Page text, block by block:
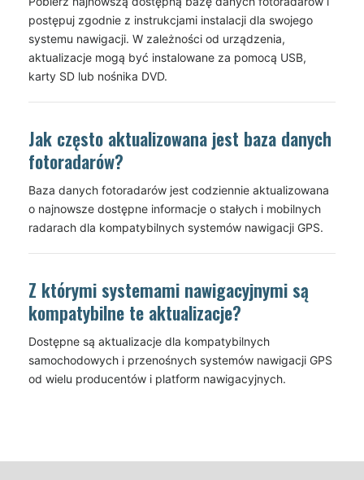
postępuj zgodnie z instrukcjami instalacji dla swojego
systemu nawigacji. W zależności od urządzenia,
aktualizacje mogą być instalowane za pomocą USB,
karty SD lub nośnika DVD.
Jak często aktualizowana jest baza danych
fotoradarów?
Baza danych fotoradarów jest codziennie aktualizowana
o najnowsze dostępne informacje o stałych i mobilnych
radarach dla kompatybilnych systemów nawigacji GPS.
Z którymi systemami nawigacyjnymi są
kompatybilne te aktualizacje?
Dostępne są aktualizacje dla kompatybilnych
samochodowych i przenośnych systemów nawigacji GPS
od wielu producentów i platform nawigacyjnych.